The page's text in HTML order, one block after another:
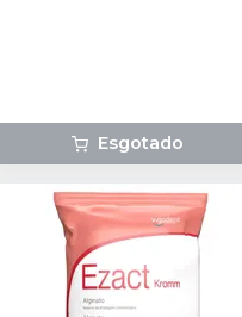
Esgotado